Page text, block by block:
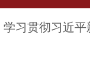
学习贯彻习近